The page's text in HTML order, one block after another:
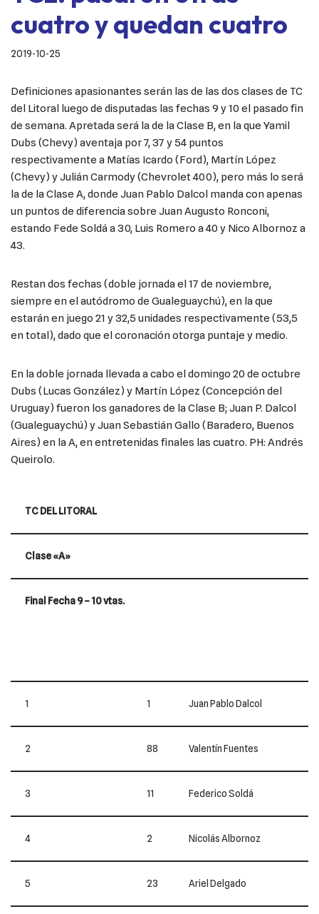
cuatro y quedan cuatro
2019-10-25
Definiciones apasionantes serán las de las dos clases de TC
del Litoral luego de disputadas las fechas 9 y 10 el pasado fin
de semana. Apretada será la de la Clase B, en la que Yamil
Dubs (Chevy) aventaja por 7, 37 y 54 puntos
respectivamente a Matías Icardo (Ford), Martín López
(Chevy) y Julián Carmody (Chevrolet 400), pero más lo será
la de la Clase A, donde Juan Pablo Dalcol manda con apenas
un puntos de diferencia sobre Juan Augusto Ronconi,
estando Fede Soldá a 30, Luis Romero a 40 y Nico Albornoz a
43.
Restan dos fechas (doble jornada el 17 de noviembre,
siempre en el autódromo de Gualeguaychú), en la que
estarán en juego 21 y 32,5 unidades respectivamente (53,5
en total), dado que el coronación otorga puntaje y medio.
En la doble jornada llevada a cabo el domingo 20 de octubre
Dubs (Lucas González) y Martín López (Concepción del
Uruguay) fueron los ganadores de la Clase B; Juan P. Dalcol
(Gualeguaychú) y Juan Sebastián Gallo (Baradero, Buenos
Aires) en la A, en entretenidas finales las cuatro. PH: Andrés
Queirolo.
TC DEL LITORAL
Clase «A»
Final Fecha 9 – 10 vtas.
1 1 Juan Pablo Dalcol
2 88 Valentín Fuentes
3 11 Federico Soldá
4 2 Nicolás Albornoz
5 23 Ariel Delgado